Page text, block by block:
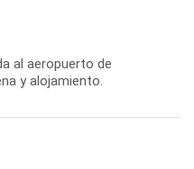
al aeropuerto de
y alojamiento.